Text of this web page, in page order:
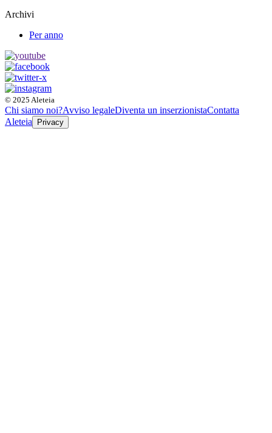
Archivi
Per anno
© 2025 Aleteia
Chi siamo noi?Avviso legaleDiventa un inserzionistaContatta
Aleteia
Privacy